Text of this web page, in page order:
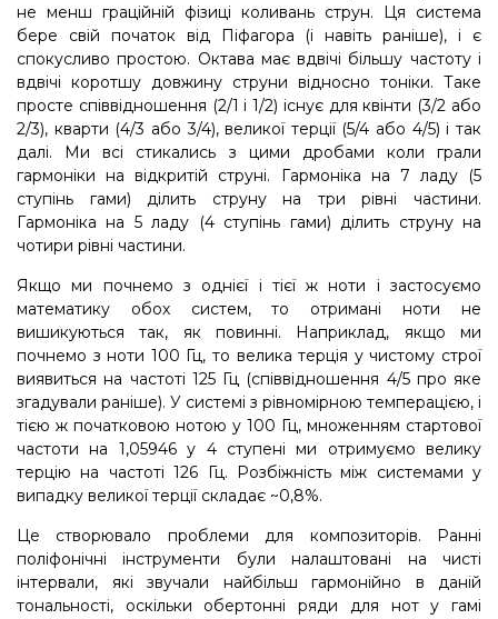
не менш граційній фізиці коливань струн. Ця система
бере свій початок від Піфагора (і навіть раніше), і є
спокусливо простою. Октава має вдвічі більшу частоту і
вдвічі коротшу довжину струни відносно тоніки. Таке
просте співвідношення (2/1 і 1/2) існує для квінти (3/2 або
2/3), кварти (4/3 або 3/4), великої терції (5/4 або 4/5) і так
далі. Ми всі стикались з цими дробами коли грали
гармоніки на відкритій струні. Гармоніка на 7 ладу (5
ступінь гами) ділить струну на три рівні частини.
Гармоніка на 5 ладу (4 ступінь гами) ділить струну на
чотири рівні частини.
Якщо ми почнемо з однієї і тієї ж ноти і застосуємо
математику обох систем, то отримані ноти не
вишикуються так, як повинні. Наприклад, якщо ми
почнемо з ноти 100 Гц, то велика терція у чистому строї
виявиться на частоті 125 Гц (співвідношення 4/5 про яке
згадували раніше). У системі з рівномірною темперацією, і
тією ж початковою нотою у 100 Гц, множенням стартової
частоти на 1,05946 у 4 ступені ми отримуємо велику
терцію на частоті 126 Гц. Розбіжність між системами у
випадку великої терції складає ~0,8%.
Це створювало проблеми для композиторів. Ранні
поліфонічні інструменти були налаштовані на чисті
інтервали, які звучали найбільш гармонійно в даній
тональності, оскільки обертонні ряди для нот у гамі